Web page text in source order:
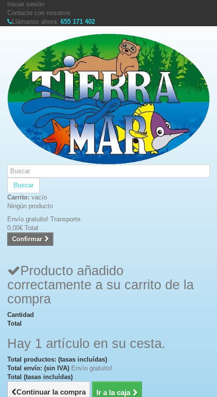
Iniciar sesión
Contacte con nosotros
Llámanos ahora: 655 171 402
Buscar
Carrito: vacío
Ningún producto
Envío gratuito! Transporte
0,00€ Total
Confirmar
Producto añadido
correctamente a su carrito de la
compra
Cantidad
Total
Hay 1 artículo en su cesta.
Total productos: (tasas incluídas)
Total envío: (sin IVA) Envío gratuito!
Total (tasas incluídas)
Continuar la compra Ir a la caja